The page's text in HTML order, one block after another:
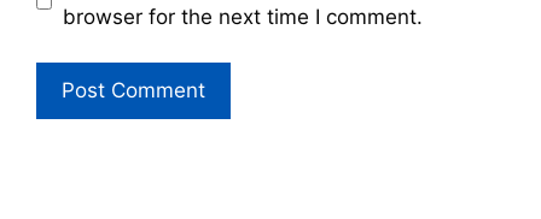
browser for the next time I comment.